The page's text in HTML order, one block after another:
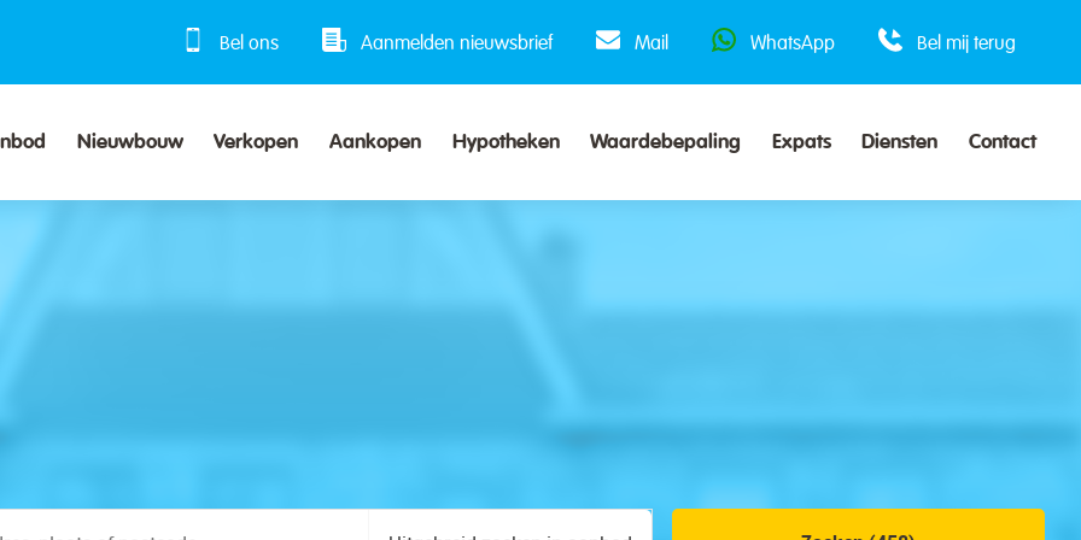
Bel ons Aanmelden nieuwsbrief Mail WhatsApp Bel mij terug
Nieuwbouw Verkopen Aankopen Hypotheken Waardebepaling Expats Diensten Contact